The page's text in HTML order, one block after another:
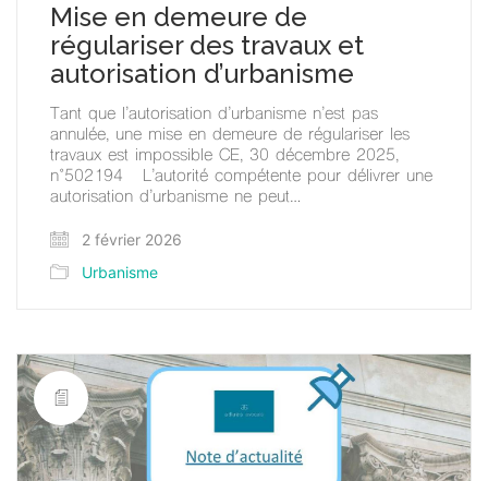
Mise en demeure de
régulariser des travaux et
autorisation d’urbanisme
Tant que l’autorisation d’urbanisme n’est pas
annulée, une mise en demeure de régulariser les
travaux est impossible CE, 30 décembre 2025,
n°502194 L’autorité compétente pour délivrer une
autorisation d’urbanisme ne peut…
2 février 2026
Urbanisme